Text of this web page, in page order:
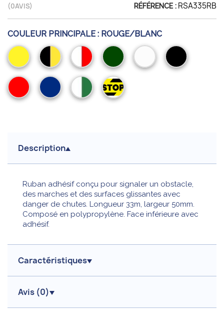
(0AVIS) RÉFÉRENCE : RSA335RB
COULEUR PRINCIPALE : ROUGE/BLANC
Jaune
Noir/JauneRouge/BlancVert Blanc Noir
Rouge Bleu Blanc/VertSTOP
Noir/Jaune
Description
Ruban adhésif conçu pour signaler un obstacle,
des marches et des surfaces glissantes avec
danger de chutes. Longueur 33m, largeur 50mm.
Composé en polypropylène. Face inférieure avec
adhésif.
Caractéristiques
Avis (0)